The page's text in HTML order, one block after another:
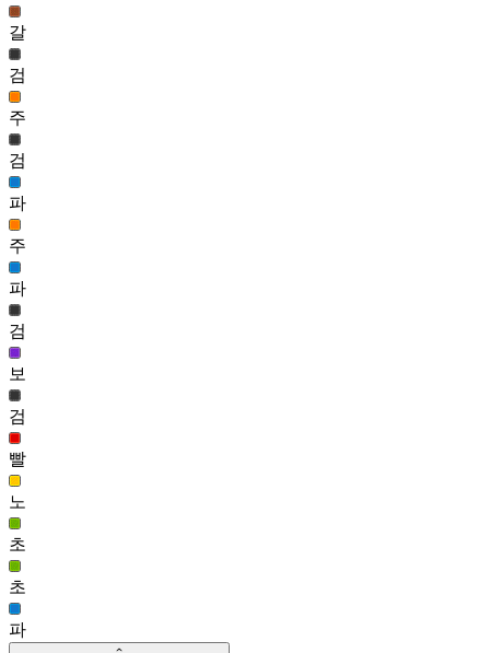
꼬마 데이즈 헤어(여)
119,648
42
엘피네 헤어(여)
118,931
43
달구름 헤어(여)
117,585
44
블링 토벤 헤어(남)
116,048
45
뾰롱이 헤어(남)
111,889
46
엔젤링 헤어(여)
110,555
갈
검
주
검
파
주
파
검
보
검
빨
노
초
초
파